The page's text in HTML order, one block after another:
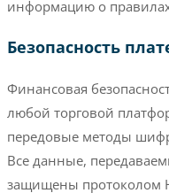
информацию о
Безопасность
Финансовая
любой торговой
передовые методы
Все данные,
защищены протоколом